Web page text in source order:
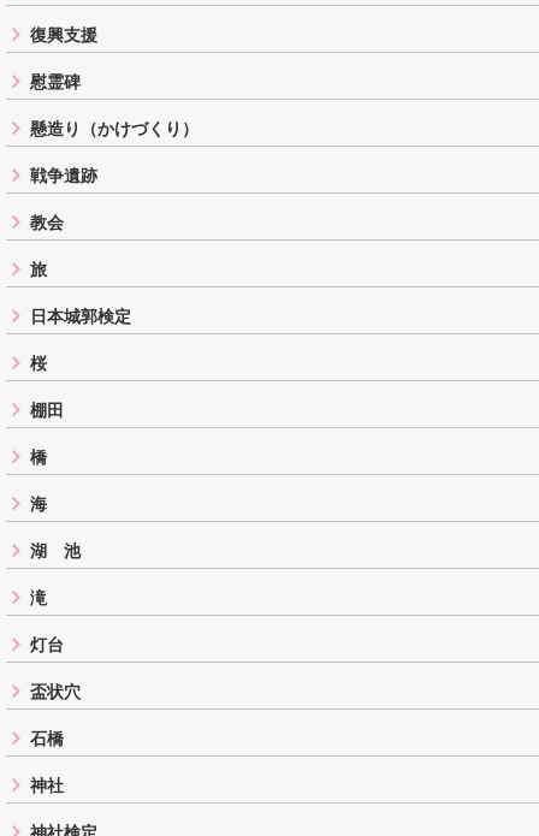
復興支援
慰霊碑
懸造り（かけづくり）
戦争遺跡
教会
旅
日本城郭検定
桜
棚田
橋
海
湖 池
滝
灯台
盃状穴
石橋
神社